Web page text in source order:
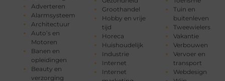
Adverteren
Alarmsysteem
Architectuur
Auto’s en
Motoren
Banen en
opleidingen
Beauty en
verzorging
Groothandel
Hobby en vrije
tijd
Horeca
Huishoudelijk
Industrie
Internet
Internet
Tuin en
buitenleven
Tweewielers
Vakantie
Verbouwen
Vervoer en
transport
Webdesign